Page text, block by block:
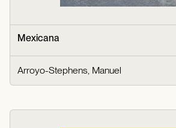
Mexicana
Arroyo-Stephens, Manuel